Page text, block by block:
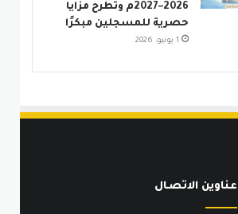
2026–2027م وتطرح مزايا
حصرية للمسجلين مبكرًا
1 يونيو، 2026
عناوين الاتصـال